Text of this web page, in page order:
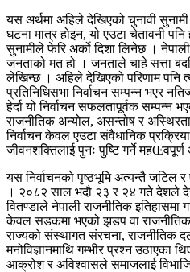
यस अर्थमा अहिले देखिएको चुनावी सुनामी
घटना मात्र होइन, यो एउटा चेतावनी
सुनामीले फेरि अर्को दिशा लिनेछ ।
जनताको मत हो । जनताले चाहे सत्ता
लेखिन्छ । अहिले देखिएको परिणाम पनि
प्रतिनिधिसभा निर्वाचन सम्पन्न भएर
हेर्दा यो निर्वाचन सफलतापूर्वक सम्पन्न
राजनीतिक अन्योल, असन्तोष र
निर्वाचन केवल एउटा संवैधानिक
जीवनशक्तिलाई पुनः पुष्टि गर्ने
यस निर्वाचनको पृष्ठभूमि अत्यन्तै जटिल
। २०८२ साल भदौ २३ र २४ गते देशले
वितण्डाले नेपाली राजनीतिक इतिहासमा
केवल सडकमा भएको झडप वा
राज्यको संस्थागत संरचना, राजनीतिक
मनोविज्ञानमाथि गम्भीर प्रश्न उठाएका
आक्रोश र अविश्वासले समाजलाई